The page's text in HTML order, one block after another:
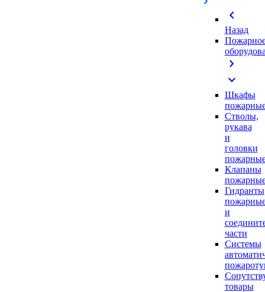
chevron_left
Назад
chevron_right
expand_more
Шкафы
Стволы,
рукава
и
головки
Клапаны
Гидранты
и
части
Системы
товары